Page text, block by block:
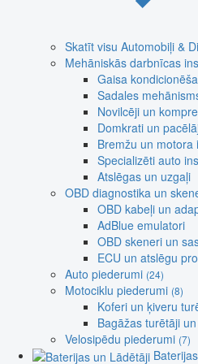
Skatīt visu Automobiļi &
Mehāniskās darbnīcas
Gaisa
Sadales
Novilcēji un
Domkrati un
Bremžu un motora
Specializēti auto
Atslēgas un uzgaļi
OBD diagnostika un
OBD kabeļi un
AdBlue emulatori
OBD skeneri un
ECU un atslēgu
Auto piederumi (24)
Motociklu piederumi (8)
Koferi un ķiveru
Bagāžas turētāji
Velosipēdu piederumi (7)